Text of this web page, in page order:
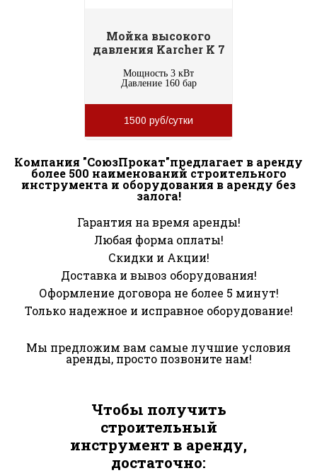
Мойка высокого
давления Karcher K 7
Мощность 3 кВт
Давление 160 бар
1500 руб/сутки
Компания "СоюзПрокат"предлагает в аренду
более 500 наименований строительного
инструмента и оборудования в аренду без
залога!
Гарантия на время аренды!
Любая форма оплаты!
Скидки и Акции!
Доставка и вывоз оборудования!
Оформление договора не более 5 минут!
Только надежное и исправное оборудование!
Мы предложим вам самые лучшие условия
аренды, просто позвоните нам!
Чтобы получить
строительный
инструмент в аренду,
достаточно: